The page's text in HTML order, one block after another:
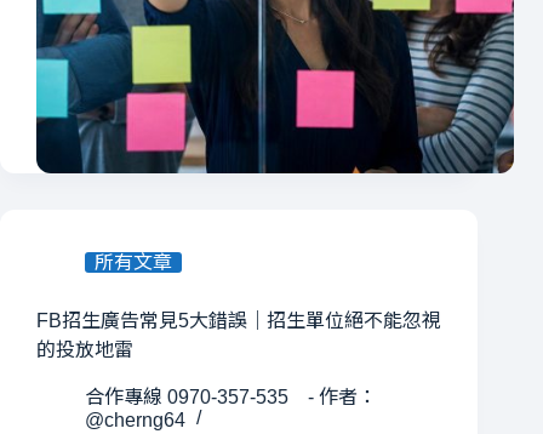
所有文章
FB招生廣告常見5大錯誤｜招生單位絕不能忽視
的投放地雷
合作專線 0970-357-535 - 作者：
@cherng64